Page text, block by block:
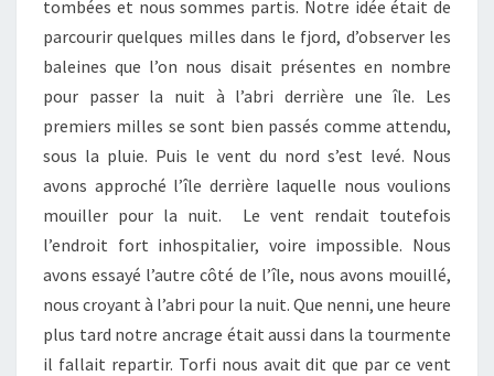
tombées et nous sommes partis. Notre idée était de
parcourir quelques milles dans le fjord, d’observer les
baleines que l’on nous disait présentes en nombre
pour passer la nuit à l’abri derrière une île. Les
premiers milles se sont bien passés comme attendu,
sous la pluie. Puis le vent du nord s’est levé. Nous
avons approché l’île derrière laquelle nous voulions
mouiller pour la nuit. Le vent rendait toutefois
l’endroit fort inhospitalier, voire impossible. Nous
avons essayé l’autre côté de l’île, nous avons mouillé,
nous croyant à l’abri pour la nuit. Que nenni, une heure
plus tard notre ancrage était aussi dans la tourmente
il fallait repartir. Torfi nous avait dit que par ce vent